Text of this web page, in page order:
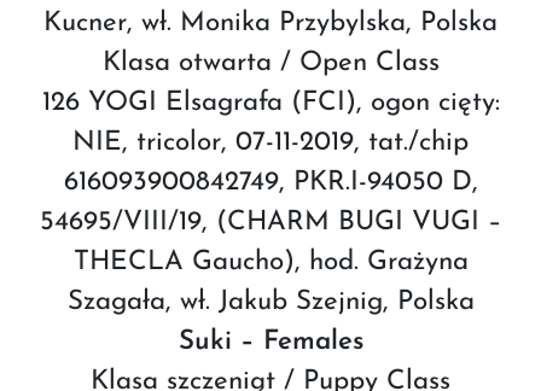
Kucner, wł. Monika Przybylska, Polska
Klasa otwarta / Open Class
126 YOGI Elsagrafa (FCI), ogon cięty:
NIE, tricolor, 07-11-2019, tat./chip
616093900842749, PKR.I-94050 D,
54695/VIII/19, (CHARM BUGI VUGI –
THECLA Gaucho), hod. Grażyna
Szagała, wł. Jakub Szejnig, Polska
Suki – Females
Klasa szczeniąt / Puppy Class